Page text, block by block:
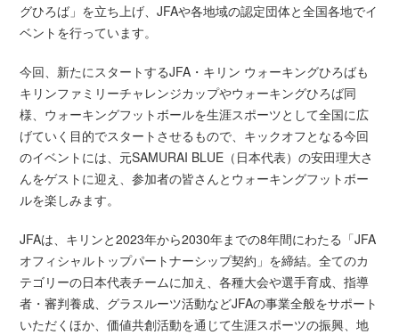
グひろば」を立ち上げ、JFAや各地域の認定団体と全国各地でイ
ベントを行っています。
今回、新たにスタートするJFA・キリン ウォーキングひろばも
キリンファミリーチャレンジカップやウォーキングひろば同
様、ウォーキングフットボールを生涯スポーツとして全国に広
げていく目的でスタートさせるもので、キックオフとなる今回
のイベントには、元SAMURAI BLUE（日本代表）の安田理大さ
んをゲストに迎え、参加者の皆さんとウォーキングフットボー
ルを楽しみます。
JFAは、キリンと2023年から2030年までの8年間にわたる「JFA
オフィシャルトップパートナーシップ契約」を締結。全てのカ
テゴリーの日本代表チームに加え、各種大会や選手育成、指導
者・審判養成、グラスルーツ活動などJFAの事業全般をサポート
いただくほか、価値共創活動を通じて生涯スポーツの振興、地